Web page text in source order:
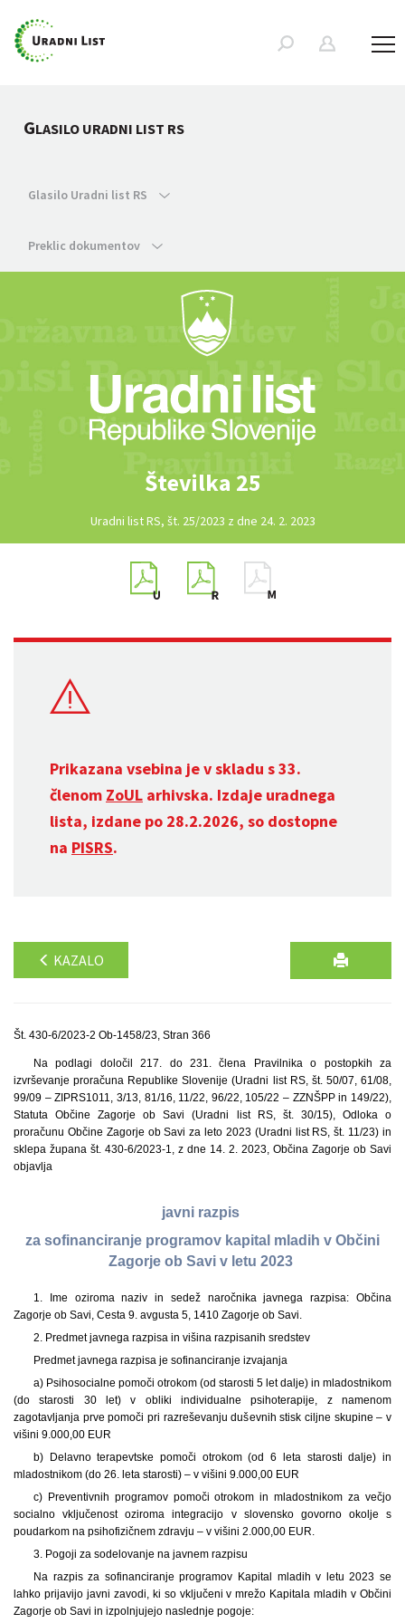
GLASILO URADNI LIST RS
Glasilo Uradni list RS
Preklic dokumentov
Številka 25
Uradni list RS, št. 25/2023 z dne 24. 2. 2023
Prikazana vsebina je v skladu s 33.
členom ZoUL arhivska. Izdaje uradnega
lista, izdane po 28.2.2026, so dostopne
na PISRS.
KAZALO
Št. 430-6/2023-2 Ob-1458/23, Stran 366
Na podlagi določil 217. do 231. člena Pravilnika o postopkih za
izvrševanje proračuna Republike Slovenije (Uradni list RS, št. 50/07, 61/08,
99/09 – ZIPRS1011, 3/13, 81/16, 11/22, 96/22, 105/22 – ZZNŠPP in 149/22),
Statuta Občine Zagorje ob Savi (Uradni list RS, št. 30/15), Odloka o
proračunu Občine Zagorje ob Savi za leto 2023 (Uradni list RS, št. 11/23) in
sklepa župana št. 430-6/2023-1, z dne 14. 2. 2023, Občina Zagorje ob Savi
objavlja
javni razpis
za sofinanciranje programov kapital mladih v Občini
Zagorje ob Savi v letu 2023
1. Ime oziroma naziv in sedež naročnika javnega razpisa: Občina
Zagorje ob Savi, Cesta 9. avgusta 5, 1410 Zagorje ob Savi.
2. Predmet javnega razpisa in višina razpisanih sredstev
Predmet javnega razpisa je sofinanciranje izvajanja
a) Psihosocialne pomoči otrokom (od starosti 5 let dalje) in mladostnikom
(do starosti 30 let) v obliki individualne psihoterapije, z namenom
zagotavljanja prve pomoči pri razreševanju duševnih stisk ciljne skupine – v
višini 9.000,00 EUR
b) Delavno terapevtske pomoči otrokom (od 6 leta starosti dalje) in
mladostnikom (do 26. leta starosti) – v višini 9.000,00 EUR
c) Preventivnih programov pomoči otrokom in mladostnikom za večjo
socialno vključenost oziroma integracijo v slovensko govorno okolje s
poudarkom na psihofizičnem zdravju – v višini 2.000,00 EUR.
3. Pogoji za sodelovanje na javnem razpisu
Na razpis za sofinanciranje programov Kapital mladih v letu 2023 se
lahko prijavijo javni zavodi, ki so vključeni v mrežo Kapitala mladih v Občini
Zagorje ob Savi in izpolnjujejo naslednje pogoje: